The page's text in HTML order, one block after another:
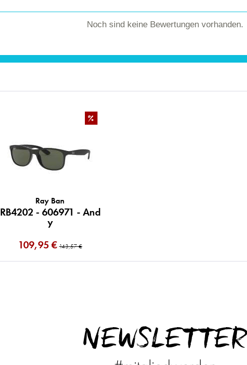
Noch sind keine Bewertungen vorhanden.
%
Ray Ban
RB4202 - 606971 - And
y
109,95 € 143,57 €
NEWSLETTER